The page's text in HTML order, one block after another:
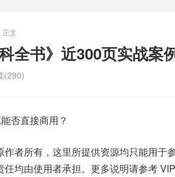
正文
全书》近300页实战案
(290)
否直接商用？
者所有，这里所提供资源均只能用于
均由使用者承担。更多说明请参考 VIP